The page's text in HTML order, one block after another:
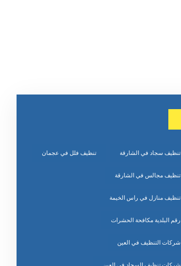
تنظيف سجاد في الشارقة تنظيف فلل في عجمان
تنظيف مجالس في الشارقة
تنظيف منازل في راس الخيمة
رقم البلدية مكافحة الحشرات
شركات التنظيف في العين